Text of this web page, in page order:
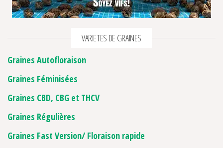
VARIETES DE GRAINES
Graines Autofloraison
Graines Féminisées
Graines CBD, CBG et THCV
Graines Régulières
Graines Fast Version/ Floraison rapide